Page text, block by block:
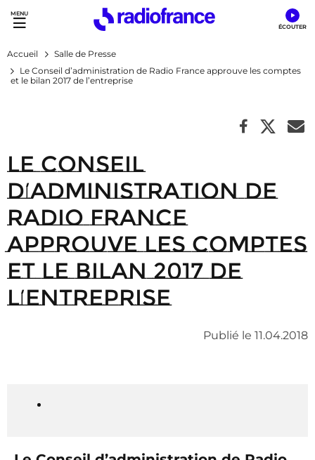
Accès direct :
Menu principal
Contenu
Accueil
Salle de Presse
Le Conseil d’administration de Radio France approuve les comptes
et le bilan 2017 de l’entreprise
Le Conseil
d’administration de
Radio France
approuve les comptes
et le bilan 2017 de
l’entreprise
Publié le 11.04.2018